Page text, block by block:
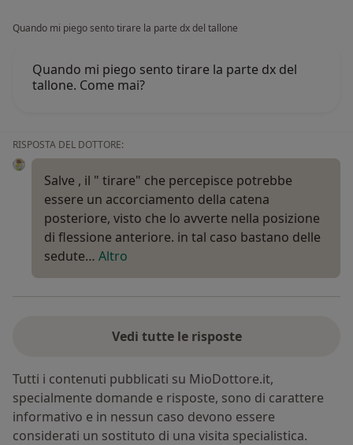
Quando mi piego sento tirare la parte dx del tallone
Quando mi piego sento tirare la parte dx del
tallone. Come mai?
RISPOSTA DEL DOTTORE:
Salve , il " tirare" che percepisce potrebbe
essere un accorciamento della catena
posteriore, visto che lo avverte nella posizione
di flessione anteriore. in tal caso bastano delle
sedute… Altro
Vedi tutte le risposte
Tutti i contenuti pubblicati su MioDottore.it,
specialmente domande e risposte, sono di carattere
informativo e in nessun caso devono essere
considerati un sostituto di una visita specialistica.